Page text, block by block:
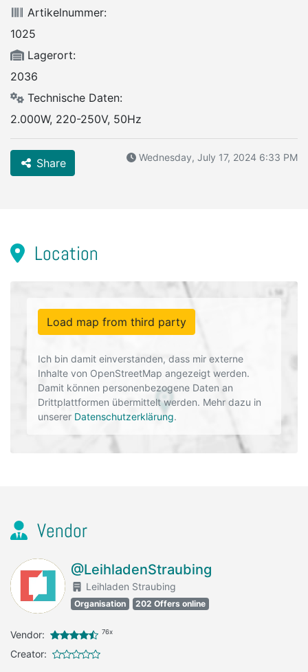
Artikelnummer:
1025
Lagerort:
2036
Technische Daten:
2.000W, 220-250V, 50Hz
Share Wednesday, July 17, 2024 6:33 PM
Location
Load map from third party
Ich bin damit einverstanden, dass mir externe
Inhalte von OpenStreetMap angezeigt werden.
Damit können personenbezogene Daten an
Drittplattformen übermittelt werden. Mehr dazu in
unserer Datenschutzerklärung.
Vendor
@LeihladenStraubing
Leihladen Straubing
Organisation 202 Offers online
Vendor: 76x
Creator: